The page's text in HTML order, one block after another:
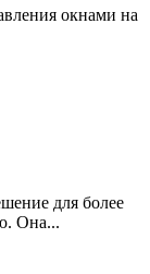
окнами на
для более
Она...